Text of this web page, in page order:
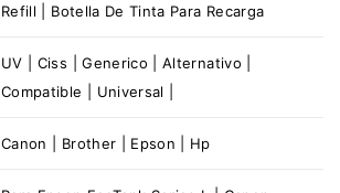
Refill | Botella De Tinta Para Recarga
UV | Ciss | Generico | Alternativo |
Compatible | Universal |
Canon Brother Epson Hp